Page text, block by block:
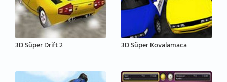
3D Süper Drift 2 3D Süper Kovalamaca